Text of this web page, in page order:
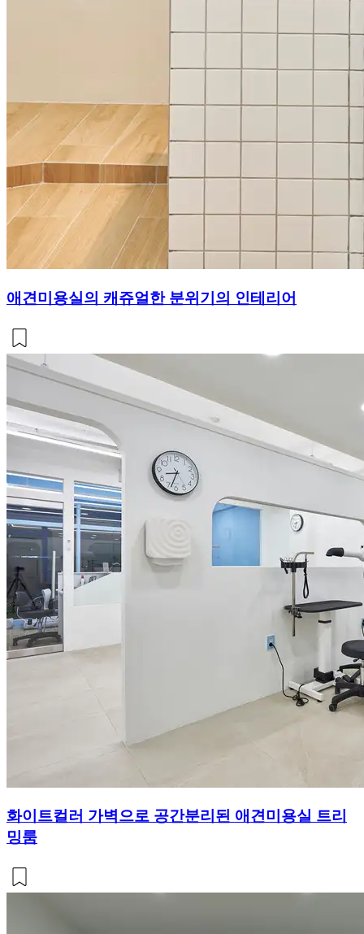
애견미용실의 캐쥬얼한 분위기의 인테리어
화이트컬러 가벽으로 공간분리된 애견미용실 트리
밍룸